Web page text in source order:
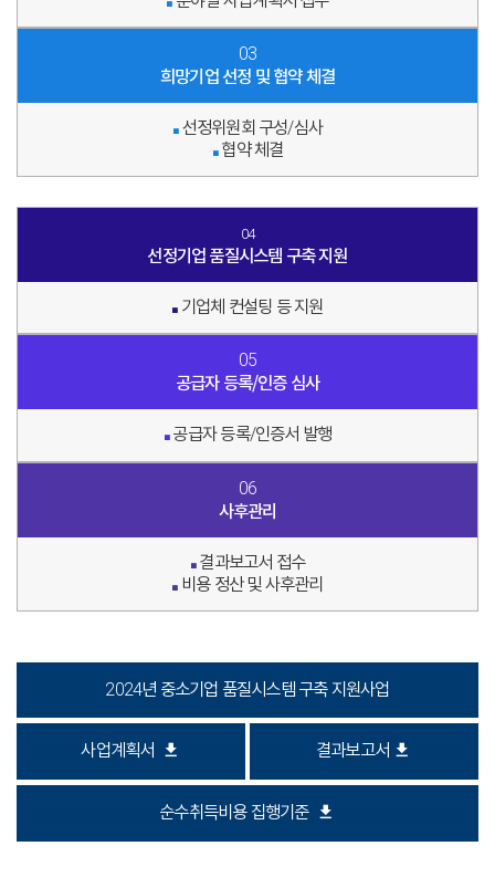
03
희망기업 선정 및 협약 체결
■선정위원회 구성/심사
■협약 체결
04
선정기업 품질시스템 구축 지원
■기업체 컨설팅 등 지원
05
공급자 등록/인증 심사
■공급자 등록/인증서 발행
06
사후관리
■결과보고서 접수
■비용 정산 및 사후관리
2024년 중소기업 품질시스템 구축 지원사업
사업계획서 download 결과보고서 download
순수취득비용 집행기준 download